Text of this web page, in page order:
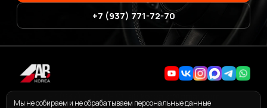
+7 (937) 771-72-70
Мы не собираем и не обрабатываем персональные данные